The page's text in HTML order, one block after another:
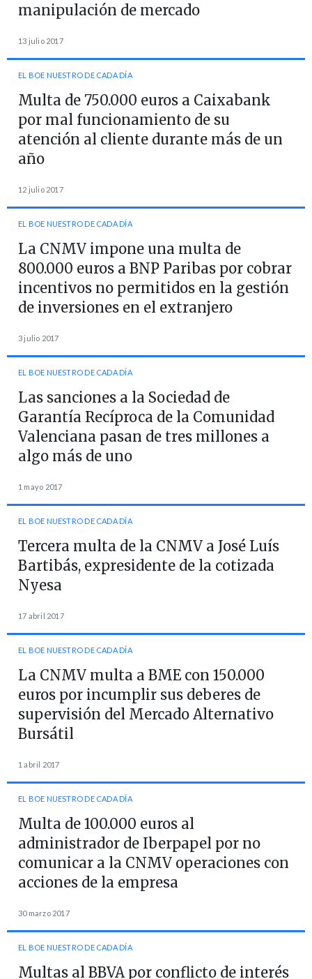
manipulación de mercado
13 julio 2017
EL BOE NUESTRO DE CADA DÍA
Multa de 750.000 euros a Caixabank
por mal funcionamiento de su
atención al cliente durante más de un
año
12 julio 2017
EL BOE NUESTRO DE CADA DÍA
La CNMV impone una multa de
800.000 euros a BNP Paribas por cobrar
incentivos no permitidos en la gestión
de inversiones en el extranjero
3 julio 2017
EL BOE NUESTRO DE CADA DÍA
Las sanciones a la Sociedad de
Garantía Recíproca de la Comunidad
Valenciana pasan de tres millones a
algo más de uno
1 mayo 2017
EL BOE NUESTRO DE CADA DÍA
Tercera multa de la CNMV a José Luís
Bartibás, expresidente de la cotizada
Nyesa
17 abril 2017
EL BOE NUESTRO DE CADA DÍA
La CNMV multa a BME con 150.000
euros por incumplir sus deberes de
supervisión del Mercado Alternativo
Bursátil
1 abril 2017
EL BOE NUESTRO DE CADA DÍA
Multa de 100.000 euros al
administrador de Iberpapel por no
comunicar a la CNMV operaciones con
acciones de la empresa
30 marzo 2017
EL BOE NUESTRO DE CADA DÍA
Multas al BBVA por conflicto de interés